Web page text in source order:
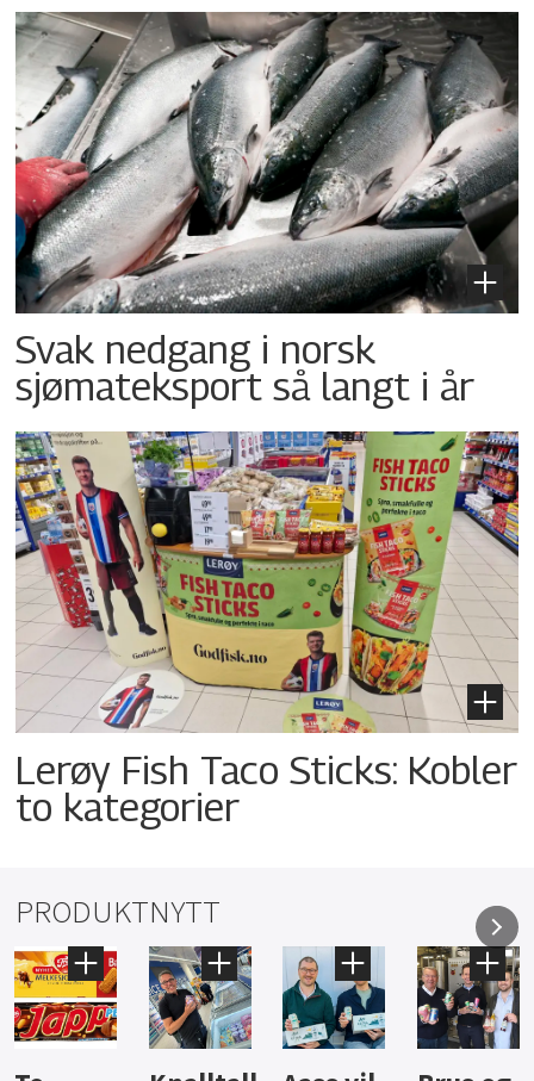
Svak nedgang i norsk
sjømateksport så langt i år
Lerøy Fish Taco Sticks: Kobler
to kategorier
PRODUKTNYTT